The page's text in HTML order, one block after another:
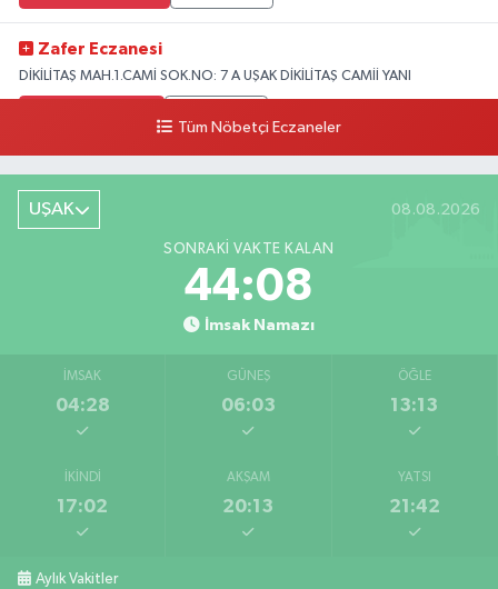
Zafer Eczanesi
DİKİLİTAŞ MAH.1.CAMİ SOK.NO: 7 A UŞAK DİKİLİTAŞ CAMİİ YANI
Tüm Nöbetçi Eczaneler
UŞAK 08.08.2026
SONRAKI VAKTE KALAN
44:07
İmsak Namazı
İMSAK
04:28
GÜNEŞ
06:03
ÖĞLE
13:13
İKINDI
17:02
AKŞAM
20:13
YATSI
21:42
Aylık Vakitler